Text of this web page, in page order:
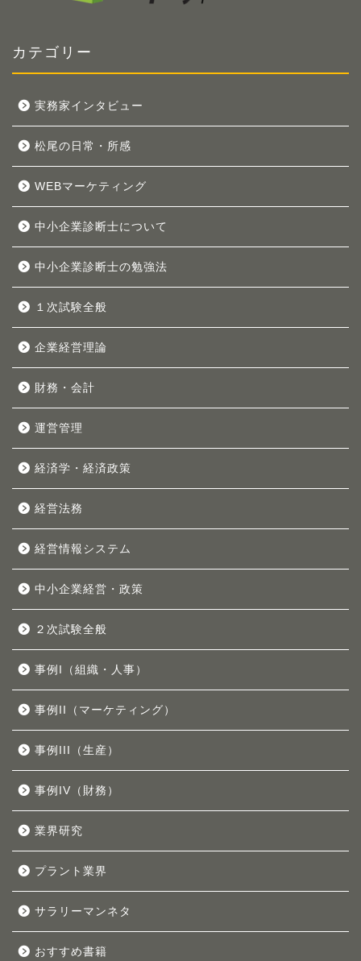
カテゴリー
実務家インタビュー
松尾の日常・所感
WEBマーケティング
中小企業診断士について
中小企業診断士の勉強法
１次試験全般
企業経営理論
財務・会計
運営管理
経済学・経済政策
経営法務
経営情報システム
中小企業経営・政策
２次試験全般
事例I（組織・人事）
事例II（マーケティング）
事例III（生産）
事例IV（財務）
業界研究
プラント業界
サラリーマンネタ
おすすめ書籍